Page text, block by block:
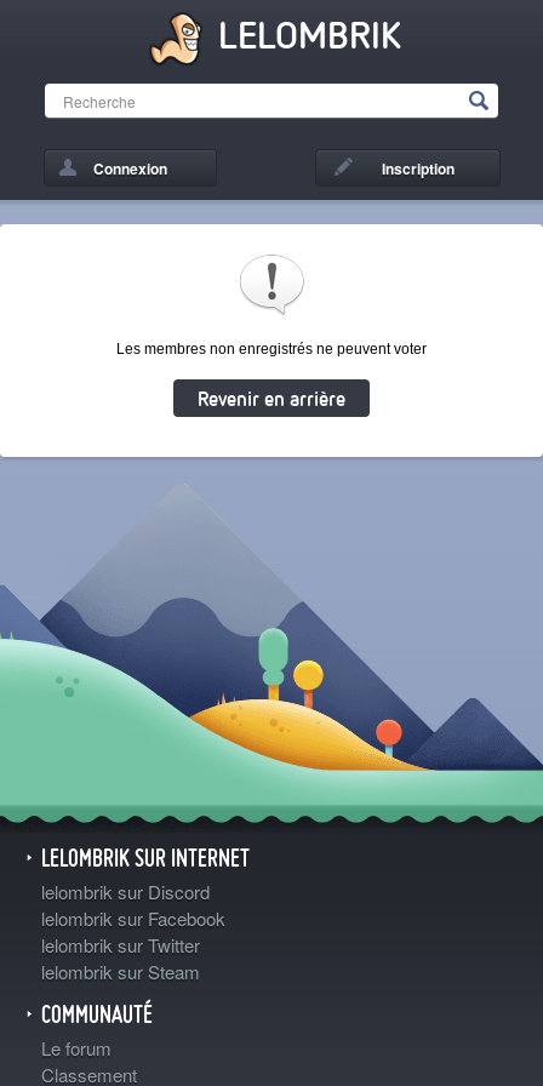
LELOMBRIK
Connexion Inscription
Les membres non enregistrés ne peuvent voter
Revenir en arrière
LELOMBRIK SUR INTERNET
lelombrik sur Discord
lelombrik sur Facebook
lelombrik sur Twitter
lelombrik sur Steam
COMMUNAUTÉ
Le forum
Classement